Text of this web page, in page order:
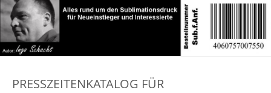
PRESSZEITENKATALOG FÜR